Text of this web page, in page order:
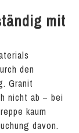
mit
den
Granit
nicht ab – bei
kaum
davon.